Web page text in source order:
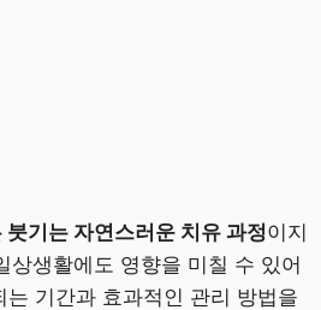
기는 자연스러운 치유 과정이지
생활에도 영향을 미칠 수 있어
기간과 효과적인 관리 방법을